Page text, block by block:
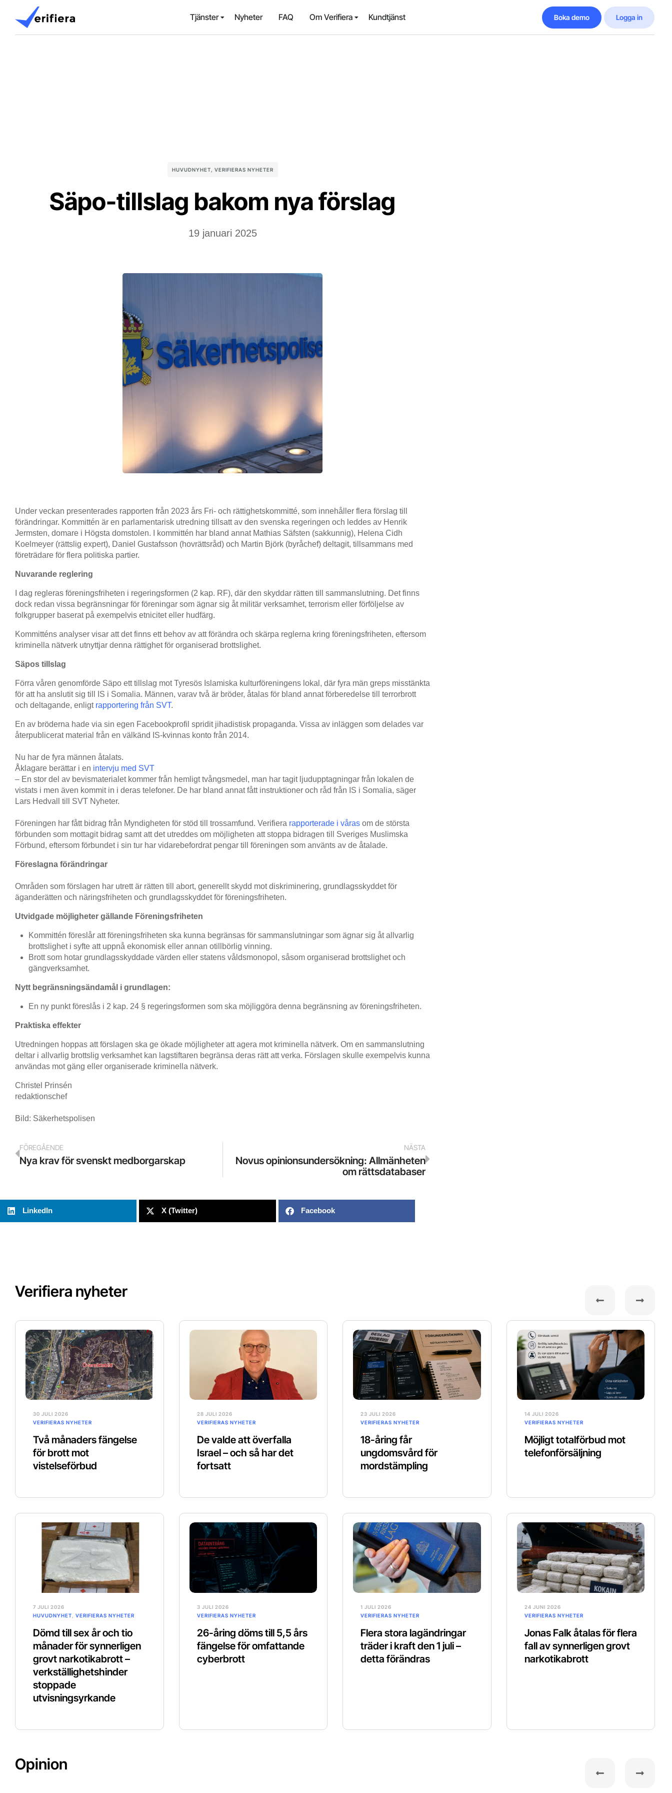
Tjänster Nyheter FAQ Om Verifiera Kundtjänst Boka demo Logga in
HUVUDNYHET, VERIFIERAS NYHETER
Säpo-tillslag bakom nya förslag
19 januari 2025
Under veckan presenterades rapporten från 2023 års Fri- och rättighetskommitté, som innehåller flera förslag till
förändringar. Kommittén är en parlamentarisk utredning tillsatt av den svenska regeringen och leddes av Henrik
Jermsten, domare i Högsta domstolen. I kommittén har bland annat Mathias Säfsten (sakkunnig), Helena Cidh
Koelmeyer (rättslig expert), Daniel Gustafsson (hovrättsråd) och Martin Björk (byråchef) deltagit, tillsammans med
företrädare för flera politiska partier.
Nuvarande reglering
I dag regleras föreningsfriheten i regeringsformen (2 kap. RF), där den skyddar rätten till sammanslutning. Det finns
dock redan vissa begränsningar för föreningar som ägnar sig åt militär verksamhet, terrorism eller förföljelse av
folkgrupper baserat på exempelvis etnicitet eller hudfärg.
Kommitténs analyser visar att det finns ett behov av att förändra och skärpa reglerna kring föreningsfriheten, eftersom
kriminella nätverk utnyttjar denna rättighet för organiserad brottslighet.
Säpos tillslag
Förra våren genomförde Säpo ett tillslag mot Tyresös Islamiska kulturföreningens lokal, där fyra män greps misstänkta
för att ha anslutit sig till IS i Somalia. Männen, varav två är bröder, åtalas för bland annat förberedelse till terrorbrott
och deltagande, enligt rapportering från SVT.
En av bröderna hade via sin egen Facebookprofil spridit jihadistisk propaganda. Vissa av inläggen som delades var
återpublicerat material från en välkänd IS-kvinnas konto från 2014.
Nu har de fyra männen åtalats.
Åklagare berättar i en intervju med SVT
– En stor del av bevismaterialet kommer från hemligt tvångsmedel, man har tagit ljudupptagningar från lokalen de
vistats i men även kommit in i deras telefoner. De har bland annat fått instruktioner och råd från IS i Somalia, säger
Lars Hedvall till SVT Nyheter.
Föreningen har fått bidrag från Myndigheten för stöd till trossamfund. Verifiera rapporterade i våras om de största
förbunden som mottagit bidrag samt att det utreddes om möjligheten att stoppa bidragen till Sveriges Muslimska
Förbund, eftersom förbundet i sin tur har vidarebefordrat pengar till föreningen som använts av de åtalade.
Föreslagna förändringar
Områden som förslagen har utrett är rätten till abort, generellt skydd mot diskriminering, grundlagsskyddet för
äganderätten och näringsfriheten och grundlagsskyddet för föreningsfriheten.
Utvidgade möjligheter gällande Föreningsfriheten
Kommittén föreslår att föreningsfriheten ska kunna begränsas för sammanslutningar som ägnar sig åt allvarlig
brottslighet i syfte att uppnå ekonomisk eller annan otillbörlig vinning.
Brott som hotar grundlagsskyddade värden eller statens våldsmonopol, såsom organiserad brottslighet och
gängverksamhet.
Nytt begränsningsändamål i grundlagen:
En ny punkt föreslås i 2 kap. 24 § regeringsformen som ska möjliggöra denna begränsning av föreningsfriheten.
Praktiska effekter
Utredningen hoppas att förslagen ska ge ökade möjligheter att agera mot kriminella nätverk. Om en sammanslutning
deltar i allvarlig brottslig verksamhet kan lagstiftaren begränsa deras rätt att verka. Förslagen skulle exempelvis kunna
användas mot gäng eller organiserade kriminella nätverk.
Christel Prinsén
redaktionschef
Bild: Säkerhetspolisen
FÖREGÅENDE
Nya krav för svenskt medborgarskap
NÄSTA
Novus opinionsundersökning: Allmänheten
om rättsdatabaser
LinkedIn X (Twitter) Facebook
Verifiera nyheter
30 JULI 2026
VERIFIERAS NYHETER
Två månaders fängelse
för brott mot
vistelseförbud
28 JULI 2026
VERIFIERAS NYHETER
De valde att överfalla
Israel – och så har det
fortsatt
23 JULI 2026
VERIFIERAS NYHETER
18-åring får
ungdomsvård för
mordstämpling
14 JULI 2026
VERIFIERAS NYHETER
Möjligt totalförbud mot
telefonförsäljning
7 JULI 2026
HUVUDNYHET
VERIFIERAS NYHETER
Dömd till sex år och tio
månader för synnerligen
grovt narkotikabrott –
verkställighetshinder
stoppade
utvisningsyrkande
3 JULI 2026
VERIFIERAS NYHETER
26-åring döms till 5,5 års
fängelse för omfattande
cyberbrott
1 JULI 2026
VERIFIERAS NYHETER
Flera stora lagändringar
träder i kraft den 1 juli –
detta förändras
24 JUNI 2026
VERIFIERAS NYHETER
Jonas Falk åtalas för flera
fall av synnerligen grovt
narkotikabrott
Opinion